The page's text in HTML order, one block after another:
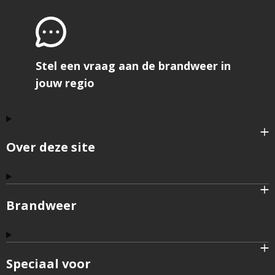
Over deze site
Brandweer
Speciaal voor
Stel een vraag aan de brandweer in
jouw regio